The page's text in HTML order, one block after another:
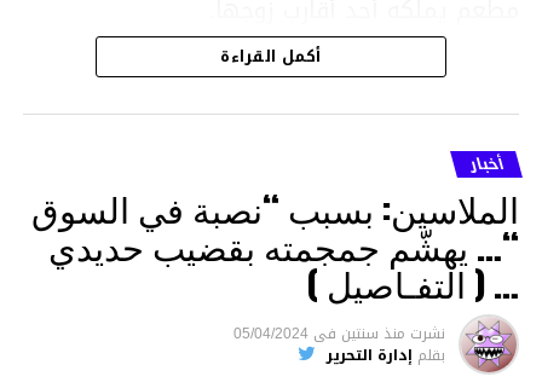
ووفقا لتقرير الطبيب الشرعي، توفيت نوكينوفا
متأثرة بصدمة في الدماغ، وكانت إحدى عظام
أنفها مكسورة وكانت هناك كدمات متعددة على
وجهها ورأسها وذراعيها ويديها.
ويواجه بيشيمباييف (43 عاما) اتهامات بالتعذيب
والقتل باستخدام العنف الشديد ويواجه عقوبة
السجن لمدة تصل إلى 20 عاما.
الأخبار
أكمل القراءة
أخبار
الملاسين: بسبب “نصبة في السوق
“… يهشّم جمجمته بقضيب حديدي
… ( التفـاصيل )
نشرت منذ سنتين فى 05/04/2024
بقلم إدارة التحرير